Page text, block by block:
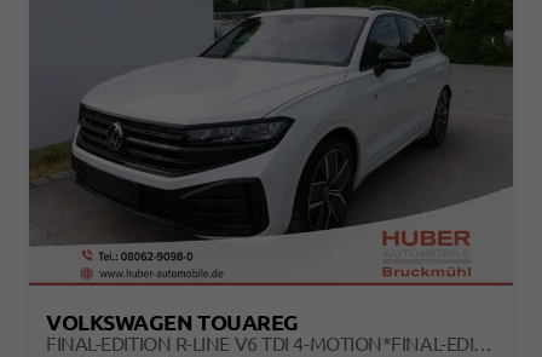
VOLKSWAGEN TOUAREG
FINAL-EDITION R-LINE V6 TDI 4-MOTION*FINAL-EDITION*AHK-SCHWENKBAR*NAVI*ACC*PDC*LED*SHZ*21-ZOLL